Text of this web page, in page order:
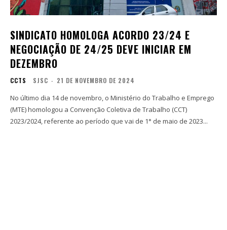
SINDICATO HOMOLOGA ACORDO 23/24 E
NEGOCIAÇÃO DE 24/25 DEVE INICIAR EM
DEZEMBRO
CCTS SJSC - 21 DE NOVEMBRO DE 2024
No último dia 14 de novembro, o Ministério do Trabalho e Emprego
(MTE) homologou a Convenção Coletiva de Trabalho (CCT)
2023/2024, referente ao período que vai de 1° de maio de 2023...